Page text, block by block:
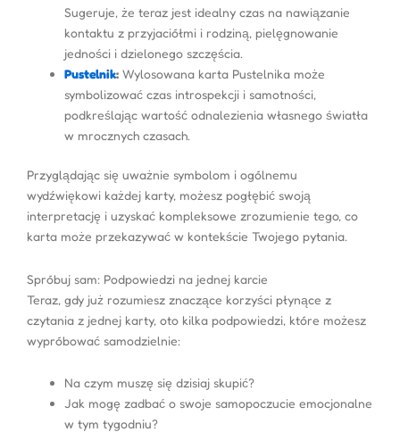
Sugeruje, że teraz jest idealny czas na nawiązanie
kontaktu z przyjaciółmi i rodziną, pielęgnowanie
jedności i dzielonego szczęścia.
Pustelnik: Wylosowana karta Pustelnika może
symbolizować czas introspekcji i samotności,
podkreślając wartość odnalezienia własnego światła
w mrocznych czasach.
Przyglądając się uważnie symbolom i ogólnemu
wydźwiękowi każdej karty, możesz pogłębić swoją
interpretację i uzyskać kompleksowe zrozumienie tego, co
karta może przekazywać w kontekście Twojego pytania.
Spróbuj sam: Podpowiedzi na jednej karcie
Teraz, gdy już rozumiesz znaczące korzyści płynące z
czytania z jednej karty, oto kilka podpowiedzi, które możesz
wypróbować samodzielnie:
Na czym muszę się dzisiaj skupić?
Jak mogę zadbać o swoje samopoczucie emocjonalne
w tym tygodniu?